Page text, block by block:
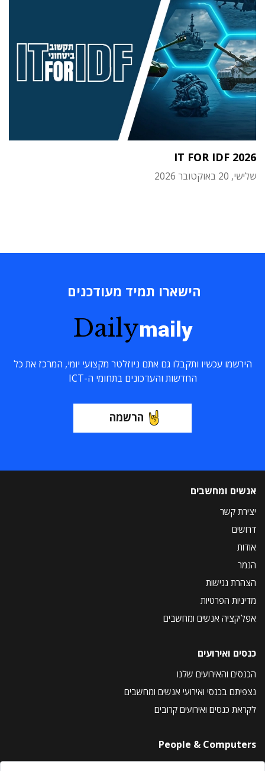
IT FOR IDF 2026
שלישי, 20 באוקטובר 2026
הישארו תמיד מעודכנים
Dailymaily
הירשמו עכשיו ותקבלו גם אתם ניוזלטר מקצועי יומי, המרכז את כל
החדשות והעדכונים בתחומי ה-ICT
הרשמה
אנשים ומחשבים
יצירת קשר
דרושים
אודות
הנמר
הצהרת נגישות
מדיניות הפרטיות
אפליקציה אנשים ומחשבים
כנסים ואירועים
הכנסים והאירועים שלנו
נצפיתם בכנסי ואירועי אנשים ומחשבים
לקראת כנסים ואירועים קרובים
People & Computers
About Us